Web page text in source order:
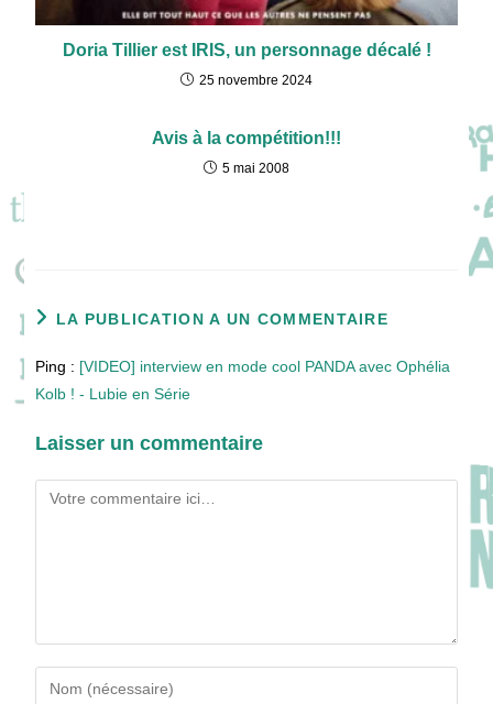
Doria Tillier est IRIS, un personnage décalé !
25 novembre 2024
Avis à la compétition!!!
5 mai 2008
LA PUBLICATION A UN COMMENTAIRE
Ping : [VIDEO] interview en mode cool PANDA avec Ophélia
Kolb ! - Lubie en Série
Laisser un commentaire
Comment
Enter